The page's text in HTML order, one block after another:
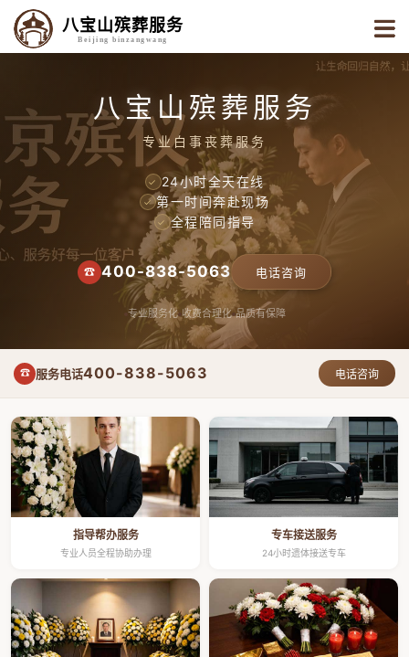
八宝山殡葬服务
Beijing binzangwang
八宝山殡葬服务
专业白事丧葬服务
✓ 24小时全天在线
✓ 第一时间奔赴现场
✓ 全程陪同指导
☎ 400-838-5063 电话咨询
专业服务化 收费合理化 品质有保障
☎ 服务电话400-838-5063 电话咨询
指导帮办服务
专业人员全程协助办理
专车接送服务
24小时遗体接送专车